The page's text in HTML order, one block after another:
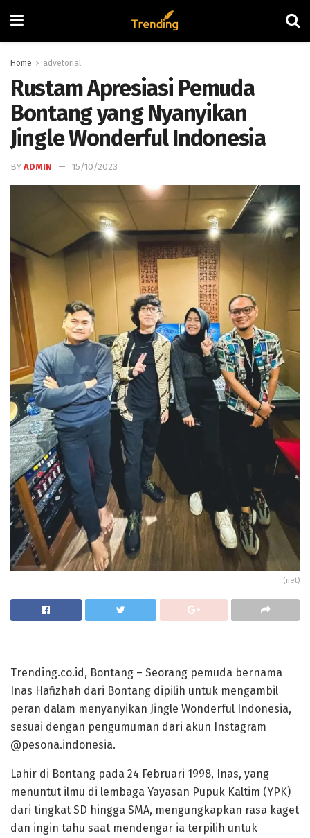
Home advetorial
Rustam Apresiasi Pemuda
Bontang yang Nyanyikan
Jingle Wonderful Indonesia
BY ADMIN 15/10/2023
(net)
Trending.co.id, Bontang – Seorang pemuda bernama
Inas Hafizhah dari Bontang dipilih untuk mengambil
peran dalam menyanyikan Jingle Wonderful Indonesia,
sesuai dengan pengumuman dari akun Instagram
@pesona.indonesia.
Lahir di Bontang pada 24 Februari 1998, Inas, yang
menuntut ilmu di lembaga Yayasan Pupuk Kaltim (YPK)
dari tingkat SD hingga SMA, mengungkapkan rasa kaget
dan ingin tahu saat mendengar ia terpilih untuk